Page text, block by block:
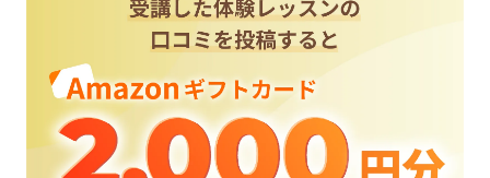
いう観点や内容の充実度からすると決して高くないのかなとも思います。
子供の意欲と親としては少し先行投資のような意味合いからすると価値は
あるとおもいます。まずは何より先生の印象がとても良かったです。HPや
インスタなどを見て内容や方針にはある程度魅力を感じて問い合わせなど
を行ったのですが、これまでもその上で行った他の教室では入会に至りま
せんでした。今回は事前の問い合わせから実際の子供への教え方やご対応
を見て一つも不満はありませんでした。子供のやる気が一日で増したこと
からも指導力や先生の魅力がとても高いという印象です。